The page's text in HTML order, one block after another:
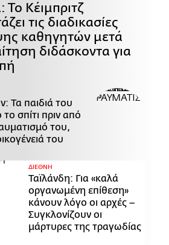
Το Κέιμπριτζ
τις διαδικασίες
καθηγητών μετά
διδάσκοντα για
Τα παιδιά του
σπίτι πριν από
του,
του
ΔΙΕΘΝΗ
Ταϊλάνδη: Για «καλά
οργανωμένη επίθεση»
κάνουν λόγο οι αρχές –
Συγκλονίζουν οι
μάρτυρες της τραγωδίας